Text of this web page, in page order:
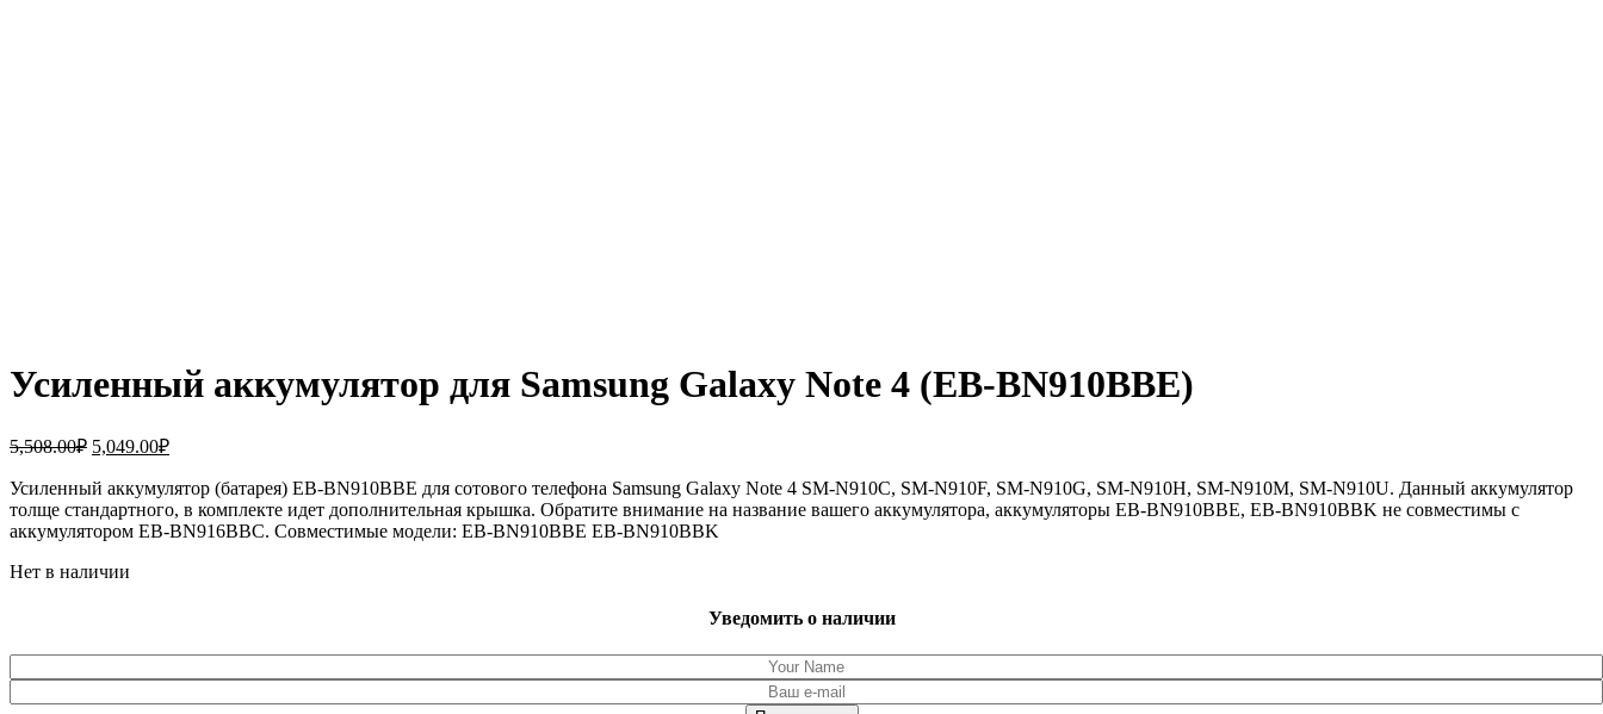
Усиленный аккумулятор для Samsung Galaxy Note 4 (EB-BN910BBE)
5,508.00₽ Первоначальная
составляла
5,508.00₽.
5,049.00₽Текущая
5,049.00₽.
Усиленный аккумулятор (батарея) EB-BN910BBE для сотового телефона Samsung Galaxy Note 4 SM-N910C, SM-N910F, SM-N910G, SM-N910H, SM-N910M, SM-N910U. Данный аккумулятор
толще стандартного, в комплекте идет дополнительная крышка. Обратите внимание на название вашего аккумулятора, аккумуляторы EB-BN910BBE, EB-BN910BBK не совместимы с
аккумулятором EB-BN916BBC. Совместимые модели: EB-BN910BBE EB-BN910BBK
Нет в наличии
Уведомить о наличии